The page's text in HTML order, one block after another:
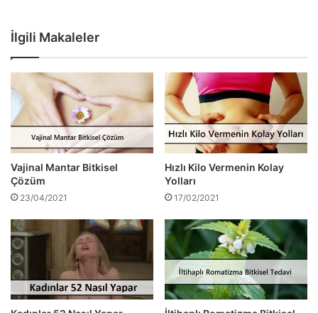
İlgili Makaleler
Vajinal Mantar Bitkisel
Çözüm
23/04/2021
Hızlı Kilo Vermenin Kolay
Yolları
17/02/2021